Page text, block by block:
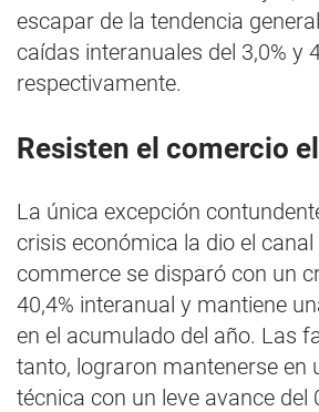
escapar de la tendencia
caídas interanuales del 3,0% y
respectivamente.
Resisten el comercio
La única excepción
crisis económica la dio el canal
commerce se disparó con un
40,4% interanual y mantiene
en el acumulado del año. Las
tanto, lograron mantenerse en
técnica con un leve avance del